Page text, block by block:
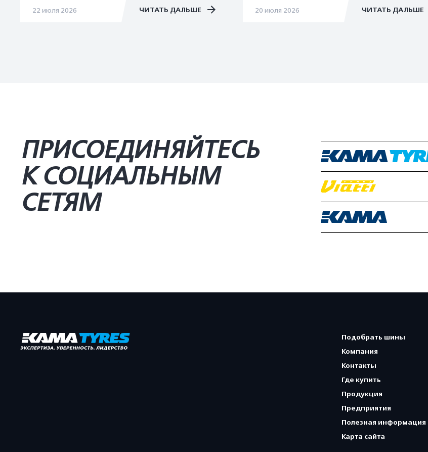
22 июля 2026 ЧИТАТЬ ДАЛЬШЕ 20 июля 2026 ЧИТАТЬ ДАЛЬШЕ
ПРИСОЕДИНЯЙТЕСЬ
К СОЦИАЛЬНЫМ
СЕТЯМ
Подобрать шины
Компания
Контакты
Где купить
Продукция
Предприятия
Полезная информация
Карта сайта